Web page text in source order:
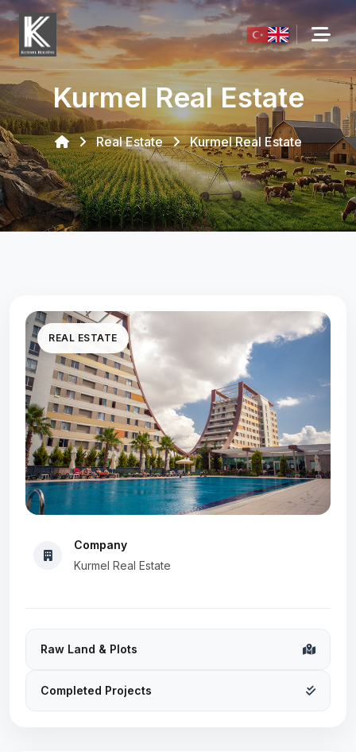
Kurmel Real Estate
Real Estate Kurmel Real Estate
REAL ESTATE
Company
Kurmel Real Estate
Raw Land & Plots
Completed Projects